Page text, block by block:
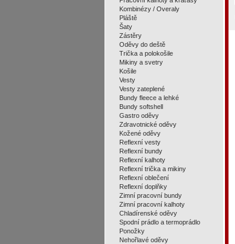
Kombinézy / Overaly
Pláště
Šaty
Zástěry
Oděvy do deště
Trička a polokošile
Mikiny a svetry
Košile
Vesty
Vesty zateplené
Bundy fleece a lehké
Bundy softshell
Gastro oděvy
Zdravotnické oděvy
Kožené oděvy
Reflexní vesty
Reflexní bundy
Reflexní kalhoty
Reflexní trička a mikiny
Reflexní oblečení
Reflexní doplňky
Zimní pracovní bundy
Zimní pracovní kalhoty
Chladírenské oděvy
Spodní prádlo a termoprádlo
Ponožky
Nehořlavé oděvy